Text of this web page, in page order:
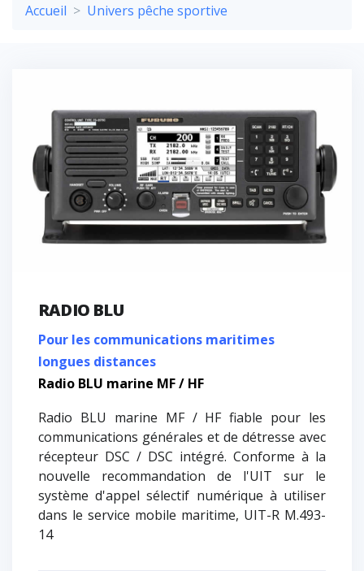
Accueil Univers pêche sportive
RADIO BLU
Pour les communications maritimes
longues distances
Radio BLU marine MF / HF
Radio BLU marine MF / HF fiable pour les
communications générales et de détresse avec
récepteur DSC / DSC intégré. Conforme à la
nouvelle recommandation de l'UIT sur le
système d'appel sélectif numérique à utiliser
dans le service mobile maritime, UIT-R M.493-
14